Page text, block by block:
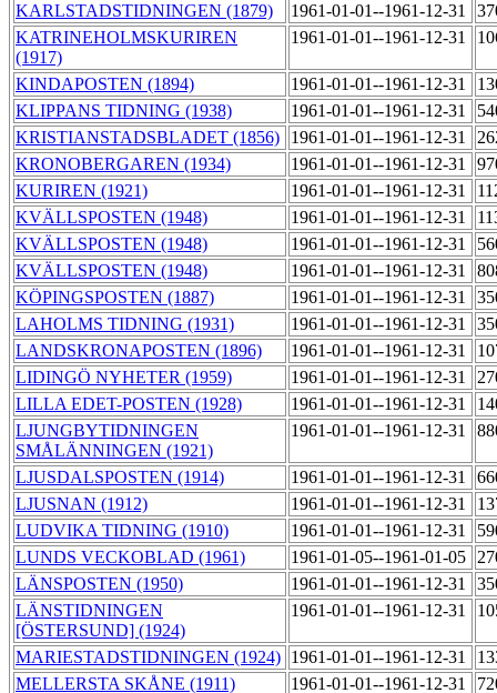
KARLSTADSTIDNINGEN (1879)
1961-01-01--1961-12-31
KATRINEHOLMSKURIREN
(1917)
1961-01-01--1961-12-31
KINDAPOSTEN (1894) 1961-01-01--1961-12-31
KLIPPANS TIDNING (1938)
1961-01-01--1961-12-31
KRISTIANSTADSBLADET (1856)
1961-01-01--1961-12-31
KRONOBERGAREN (1934)
1961-01-01--1961-12-31
KURIREN (1921)
1961-01-01--1961-12-31
KVÄLLSPOSTEN (1948)
1961-01-01--1961-12-31
KVÄLLSPOSTEN (1948)
1961-01-01--1961-12-31
KVÄLLSPOSTEN (1948)
1961-01-01--1961-12-31
KÖPINGSPOSTEN (1887)
1961-01-01--1961-12-31
LAHOLMS TIDNING (1931)
1961-01-01--1961-12-31
LANDSKRONAPOSTEN (1896)
1961-01-01--1961-12-31
LIDINGÖ NYHETER (1959)
1961-01-01--1961-12-31
LILLA EDET-POSTEN (1928)
1961-01-01--1961-12-31
LJUNGBYTIDNINGEN
SMÅLÄNNINGEN (1921)
1961-01-01--1961-12-31
LJUSDALSPOSTEN (1914) 1961-01-01--1961-12-31
LJUSNAN (1912)
1961-01-01--1961-12-31
LUDVIKA TIDNING (1910)
1961-01-01--1961-12-31
LUNDS VECKOBLAD (1961)
1961-01-05--1961-01-05
LÄNSPOSTEN (1950)
1961-01-01--1961-12-31
LÄNSTIDNINGEN
[ÖSTERSUND] (1924)
1961-01-01--1961-12-31
MARIESTADSTIDNINGEN (1924) 1961-01-01--1961-12-31
MELLERSTA SKÅNE (1911)
1961-01-01--1961-12-31